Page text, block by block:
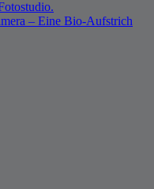
– Eine Bio-Aufstrich